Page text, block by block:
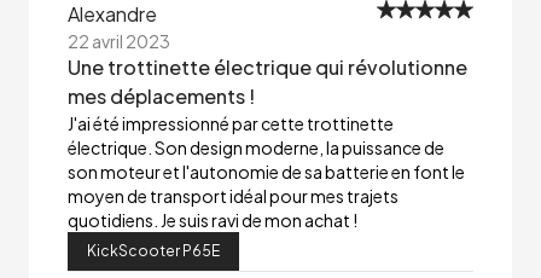
Alexandre
22 avril 2023
Une trottinette électrique qui révolutionne
mes déplacements !
J'ai été impressionné par cette trottinette
électrique. Son design moderne, la puissance de
son moteur et l'autonomie de sa batterie en font le
moyen de transport idéal pour mes trajets
quotidiens. Je suis ravi de mon achat !
KickScooter P65E